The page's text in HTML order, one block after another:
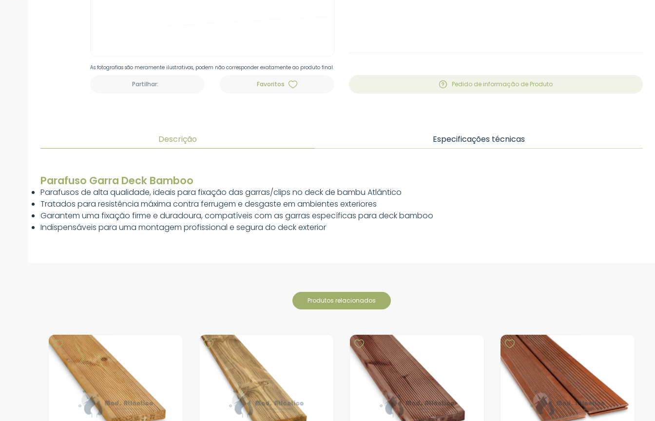
As fotografias são meramente ilustrativas, podem não corresponder exatamente ao produto final.
Partilhar: Favoritos Pedido de informação de Produto
Descrição Especificações técnicas
Parafuso Garra Deck Bamboo
Parafusos de alta qualidade, ideais para fixação das garras/clips no deck de bambu Atlântico
Tratados para resistência máxima contra ferrugem e desgaste em ambientes exteriores
Garantem uma fixação firme e duradoura, compatíveis com as garras específicas para deck bamboo
Indispensáveis para uma montagem profissional e segura do deck exterior
produtos relacionados